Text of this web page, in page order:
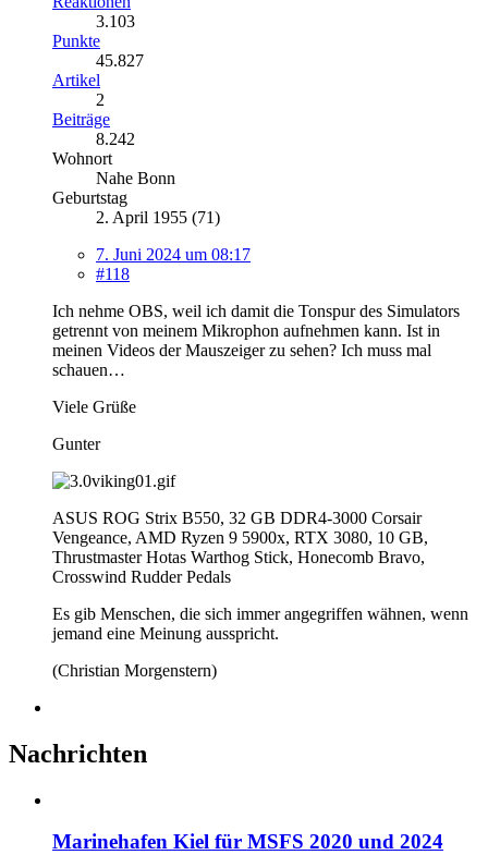
3.103
Punkte
45.827
Artikel
2
Beiträge
8.242
Wohnort
Nahe Bonn
Geburtstag
2. April 1955 (71)
7. Juni 2024 um 08:17
#118
Ich nehme OBS, weil ich damit die Tonspur des Simulators
getrennt von meinem Mikrophon aufnehmen kann. Ist in
meinen Videos der Mauszeiger zu sehen? Ich muss mal
schauen…
Viele Grüße
Gunter
ASUS ROG Strix B550, 32 GB DDR4-3000 Corsair
Vengeance, AMD Ryzen 9 5900x, RTX 3080, 10 GB,
Thrustmaster Hotas Warthog Stick, Honecomb Bravo,
Crosswind Rudder Pedals
Es gib Menschen, die sich immer angegriffen wähnen, wenn
jemand eine Meinung ausspricht.
(Christian Morgenstern)
Nachrichten
Marinehafen Kiel für MSFS 2020 und 2024